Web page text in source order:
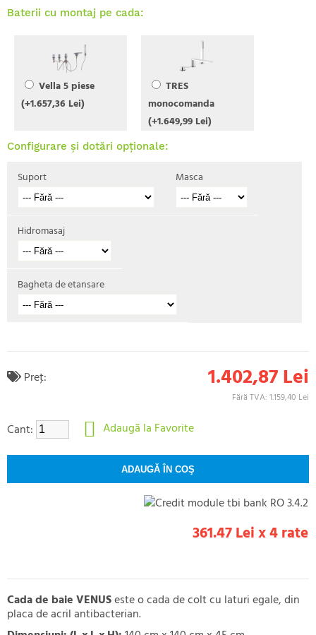
Baterii cu montaj pe cada:
Vella 5 piese
(+1.657,36 Lei)
TRES
monocomanda
(+1.649,99 Lei)
Configurare și dotări opționale:
Suport Masca
Hidromasaj
Bagheta de etansare
Preţ: 1.402,87 Lei
Fără TVA: 1.159,40 Lei
Cant: Adaugă la Favorite
361.47 Lei x 4 rate
Cada de baie VENUSeste o cada de colt cu laturi egale, din
placa de acril antibacterian.